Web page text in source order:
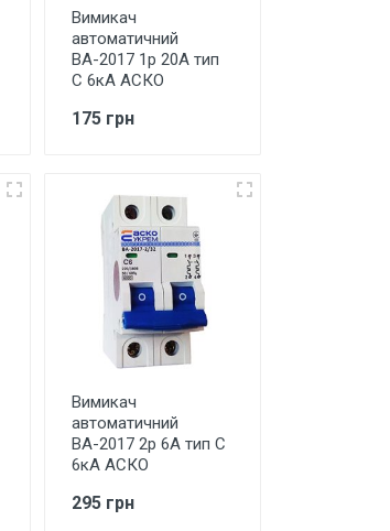
Вимикач
автоматичний
ВА-2017 1р 20А тип
С 6кА АСКО
175 грн
Вимикач
автоматичний
ВА-2017 2р 6А тип С
6кА АСКО
295 грн